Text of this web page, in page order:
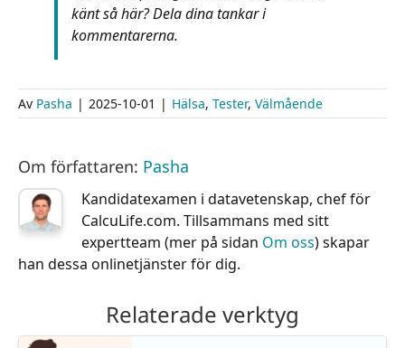
känt så här? Dela dina tankar i
kommentarerna.
Av Pasha | 2025-10-01 | Hälsa, Tester, Välmående
Om författaren: Pasha
Kandidatexamen i datavetenskap, chef för
CalcuLife.com. Tillsammans med sitt
expertteam (mer på sidan Om oss) skapar
han dessa onlinetjänster för dig.
Relaterade verktyg